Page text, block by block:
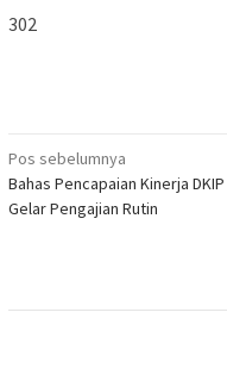
302
Navigasi
pos
Pos sebelumnya
Bahas Pencapaian Kinerja DKIP
Gelar Pengajian Rutin